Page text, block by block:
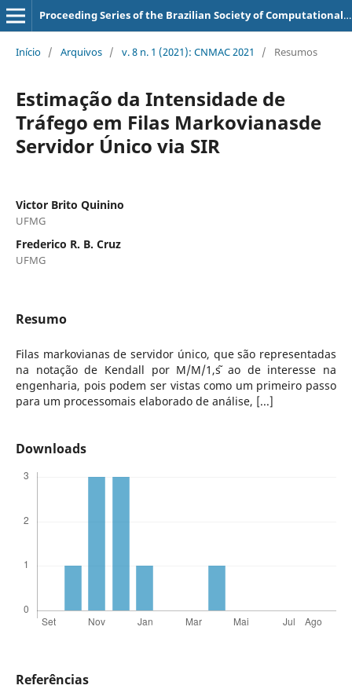
Proceeding Series of the Brazilian Society of Computational and Applied Mathematics
Início / Arquivos / v. 8 n. 1 (2021): CNMAC 2021 / Resumos
Estimação da Intensidade de
Tráfego em Filas Markovianasde
Servidor Único via SIR
Victor Brito Quinino
UFMG
Frederico R. B. Cruz
UFMG
Resumo
Filas markovianas de servidor único, que são representadas
na notação de Kendall por M/M/1,s ̃ao de interesse na
engenharia, pois podem ser vistas como um primeiro passo
para um processomais elaborado de análise, [...]
Downloads
Referências